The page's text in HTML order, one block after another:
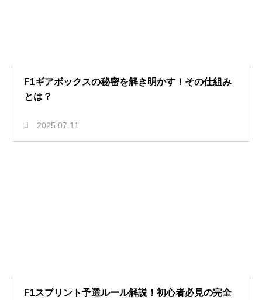
F1ギアボックスの秘密を解き明かす！その仕組み
とは？
2025.07.11
F1スプリント予選ルール解説！初心者必見の完全